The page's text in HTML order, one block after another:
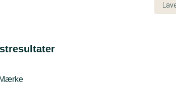
Mærke